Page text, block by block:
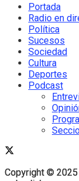
Copyright © 2025
Portada
Radio en
Política
Sucesos
Sociedad
Cultura
Deportes
Podcast
Copyright © 2025